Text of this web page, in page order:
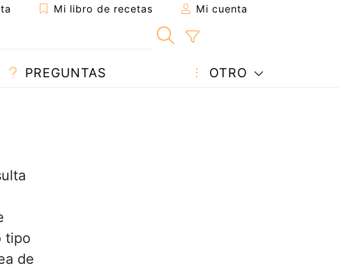
Mi libro de recetas Mi cuenta
PREGUNTAS OTRO
tipo
de